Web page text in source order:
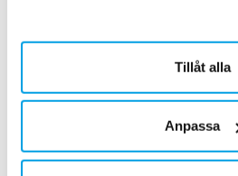
Tillåt alla
Anpassa
2022-03-03
har Elektroskandia adresserat och tagit
pågående affärsrelationer med Ryssland
Förändrade priser 2022-04-01
Prisavisering per den 4:e januari